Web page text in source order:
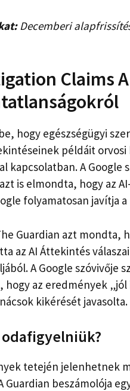
Decemberi
Claims
hogy egészségügyi
példáit
kapcsolatban. A Google
is elmondta, hogy az
folyamatosan javítja
Guardian azt mondta,
az AI Áttekintés
A Google szóvivője
az eredmények
kikérését javasolta.
odafigyelniük?
tetején jelenhetnek
Guardian beszámolója